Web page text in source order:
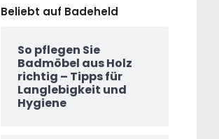
Beliebt auf Badeheld
So pflegen Sie
Badmöbel aus Holz
richtig – Tipps für
Langlebigkeit und
Hygiene